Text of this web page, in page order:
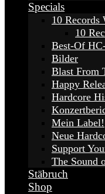
Specials
10 Records
10
Best-Of
Bilder
Blast From
Happy
Hardcore
Mein Label!
Neue
Support
The Sound
Stäbruch
Shop